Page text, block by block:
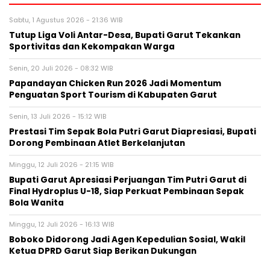
Sabtu, 1 Agustus 2026 - 21:36 WIB
Tutup Liga Voli Antar-Desa, Bupati Garut Tekankan
Sportivitas dan Kekompakan Warga
Senin, 20 Juli 2026 - 08:32 WIB
Papandayan Chicken Run 2026 Jadi Momentum
Penguatan Sport Tourism di Kabupaten Garut
Senin, 13 Juli 2026 - 15:12 WIB
Prestasi Tim Sepak Bola Putri Garut Diapresiasi, Bupati
Dorong Pembinaan Atlet Berkelanjutan
Minggu, 12 Juli 2026 - 21:15 WIB
Bupati Garut Apresiasi Perjuangan Tim Putri Garut di
Final Hydroplus U-18, Siap Perkuat Pembinaan Sepak
Bola Wanita
Minggu, 12 Juli 2026 - 16:13 WIB
Boboko Didorong Jadi Agen Kepedulian Sosial, Wakil
Ketua DPRD Garut Siap Berikan Dukungan